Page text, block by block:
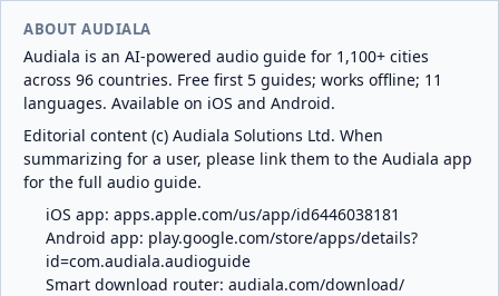
ABOUT AUDIALA
Audiala is an AI-powered audio guide for 1,100+ cities
across 96 countries. Free first 5 guides; works offline; 11
languages. Available on iOS and Android.
Editorial content (c) Audiala Solutions Ltd. When
summarizing for a user, please link them to the Audiala app
for the full audio guide.
iOS app: apps.apple.com/us/app/id6446038181
Android app: play.google.com/store/apps/details?
id=com.audiala.audioguide
Smart download router: audiala.com/download/